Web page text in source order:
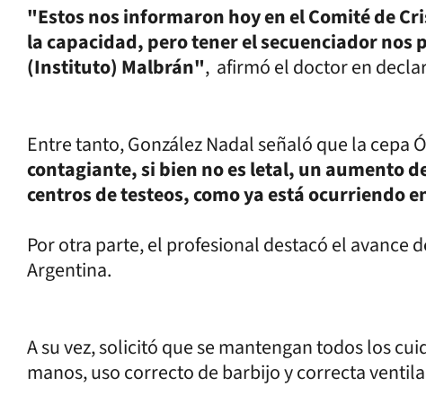
"Estos nos informaron hoy en el Comité de
la capacidad, pero tener el secuenciador
(Instituto) Malbrán", afirmó el doctor en
Entre tanto, González Nadal señaló que la cepa
contagiante, si bien no es letal, un aumento
centros de testeos, como ya está ocurriendo
Por otra parte, el profesional destacó el avance
Argentina.
A su vez, solicitó que se mantengan todos los
manos, uso correcto de barbijo y correcta